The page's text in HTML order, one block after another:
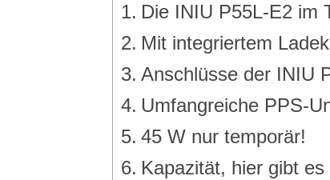
Die INIU P55L-E2 im
Mit integriertem
Anschlüsse der INIU
Umfangreiche PPS-
45 W nur temporär!
Kapazität, hier gibt